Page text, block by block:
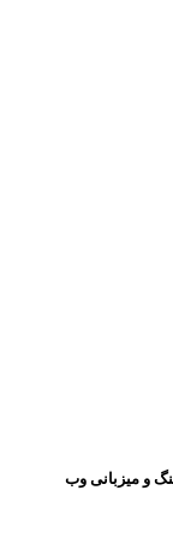
و میزبانی وب